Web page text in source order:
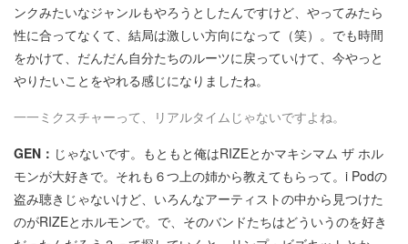
ンクみたいなジャンルもやろうとしたんですけど、やってみたら
性に合ってなくて、結局は激しい方向になって（笑）。でも時間
をかけて、だんだん自分たちのルーツに戻っていけて、今やっと
やりたいことをやれる感じになりましたね。
一一ミクスチャーって、リアルタイムじゃないですよね。
GEN： じゃないです。もともと俺はRIZEとかマキシマム ザ ホル
モンが大好きで。それも６つ上の姉から教えてもらって。i Podの
盗み聴きじゃないけど、いろんなアーティストの中から見つけた
のがRIZEとホルモンで。で、そのバンドたちはどういうのを好き